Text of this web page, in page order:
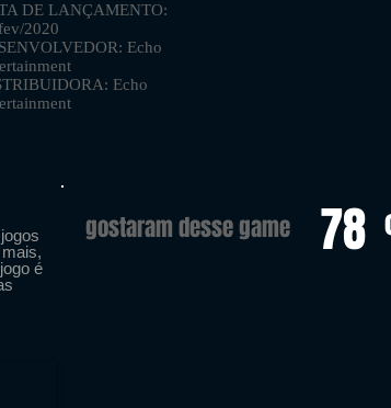
DE LANÇAMENTO:
2020
Echo
Echo
é
gostaram desse game 78